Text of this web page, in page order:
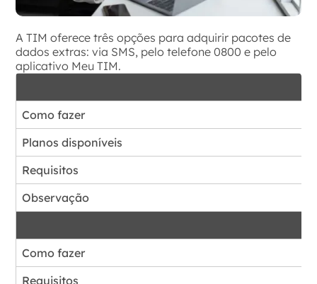
A TIM oferece três opções para adquirir pacotes de
dados extras: via SMS, pelo telefone 0800 e pelo
aplicativo Meu TIM.
Como fazer
Planos disponíveis
Requisitos
Observação
Como fazer
Requisitos